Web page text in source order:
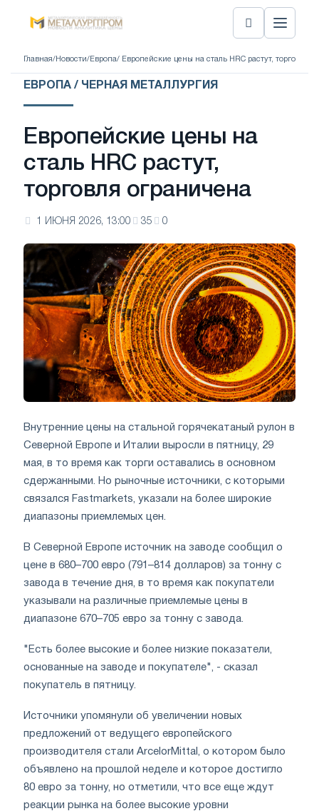
Главная/ Новости/ Европа/ Европейские цены на сталь HRC растут, торговля
ЕВРОПА / ЧЕРНАЯ МЕТАЛЛУРГИЯ
Европейские цены на
сталь HRC растут,
торговля ограничена
1 ИЮНЯ 2026, 13:00 35 0
Внутренние цены на стальной горячекатаный рулон в
Северной Европе и Италии выросли в пятницу, 29
мая, в то время как торги оставались в основном
сдержанными. Но рыночные источники, с которыми
связался Fastmarkets, указали на более широкие
диапазоны приемлемых цен.
В Северной Европе источник на заводе сообщил о
цене в 680–700 евро (791–814 долларов) за тонну с
завода в течение дня, в то время как покупатели
указывали на различные приемлемые цены в
диапазоне 670–705 евро за тонну с завода.
"Есть более высокие и более низкие показатели,
основанные на заводе и покупателе", - сказал
покупатель в пятницу.
Источники упомянули об увеличении новых
предложений от ведущего европейского
производителя стали ArcelorMittal, о котором было
объявлено на прошлой неделе и которое достигло
80 евро за тонну, но отметили, что все еще ждут
реакции рынка на более высокие уровни